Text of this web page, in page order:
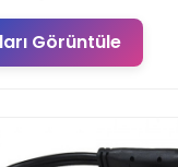
Görüntüle